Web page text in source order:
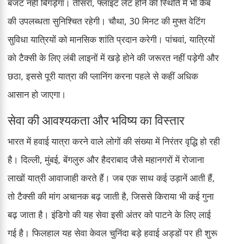
की उपलब्धता सुनिश्चित रहेगी। चौथा, 30 मिनट की मुफ्त वेटिंग
सुविधा यात्रियों को मानसिक शांति प्रदान करेगी। पांचवां, यात्रियों
को टैक्सी के लिए लंबी लाइनों में खड़े होने की जरूरत नहीं पड़ेगी और
छठा, इससे पूरी यात्रा की प्लानिंग करना पहले से कहीं अधिक
आसान हो जाएगा।
सेवा की आवश्यकता और भविष्य का विस्तार
भारत में हवाई यात्रा करने वाले लोगों की संख्या में निरंतर वृद्धि हो रही
है। दिल्ली, मुंबई, बेंगलुरु और हैदराबाद जैसे महानगरों में रोजाना
लाखों यात्री आवाजाही करते हैं। जब एक साथ कई उड़ानें आती हैं,
तो टैक्सी की मांग अचानक बढ़ जाती है, जिससे किराया भी कई गुना
बढ़ जाता है। इंडिगो की यह सेवा इसी अंतर को पाटने के लिए लाई
गई है। फिलहाल यह सेवा केवल चुनिंदा बड़े हवाई अड्डों पर ही शुरू